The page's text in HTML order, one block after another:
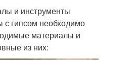
и инструменты
гипсом необходимо
материалы и
из них: